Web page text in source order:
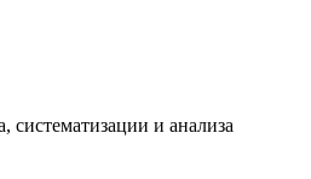
и анализа